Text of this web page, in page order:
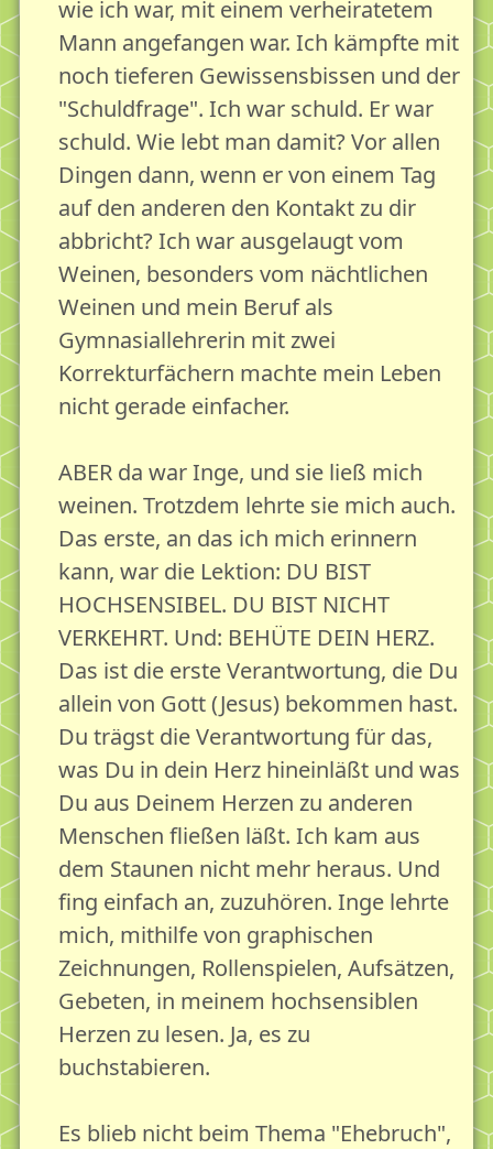
wie ich war, mit einem verheiratetem
Mann angefangen war. Ich kämpfte mit
noch tieferen Gewissensbissen und der
"Schuldfrage". Ich war schuld. Er war
schuld. Wie lebt man damit? Vor allen
Dingen dann, wenn er von einem Tag
auf den anderen den Kontakt zu dir
abbricht? Ich war ausgelaugt vom
Weinen, besonders vom nächtlichen
Weinen und mein Beruf als
Gymnasiallehrerin mit zwei
Korrekturfächern machte mein Leben
nicht gerade einfacher.
ABER da war Inge, und sie ließ mich
weinen. Trotzdem lehrte sie mich auch.
Das erste, an das ich mich erinnern
kann, war die Lektion: DU BIST
HOCHSENSIBEL. DU BIST NICHT
VERKEHRT. Und: BEHÜTE DEIN HERZ.
Das ist die erste Verantwortung, die Du
allein von Gott (Jesus) bekommen hast.
Du trägst die Verantwortung für das,
was Du in dein Herz hineinläßt und was
Du aus Deinem Herzen zu anderen
Menschen fließen läßt. Ich kam aus
dem Staunen nicht mehr heraus. Und
fing einfach an, zuzuhören. Inge lehrte
mich, mithilfe von graphischen
Zeichnungen, Rollenspielen, Aufsätzen,
Gebeten, in meinem hochsensiblen
Herzen zu lesen. Ja, es zu
buchstabieren.
Es blieb nicht beim Thema "Ehebruch",